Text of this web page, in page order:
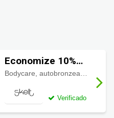
Economize 10%
OFF usando
Verificado